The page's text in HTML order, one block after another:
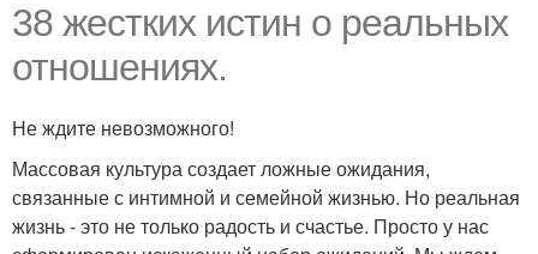
38 жестких истин о реальных
отношениях.
Не ждите невозможного!
Массовая культура создает ложные ожидания,
связанные с интимной и семейной жизнью. Но реальная
жизнь - это не только радость и счастье. Просто у нас